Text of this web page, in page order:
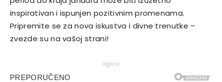
inspirativan i ispunjen pozitivnim promenama.
Pripremite se za nova iskustva i divne trenutke –
zvezde su na vašoj strani!
Oglasi